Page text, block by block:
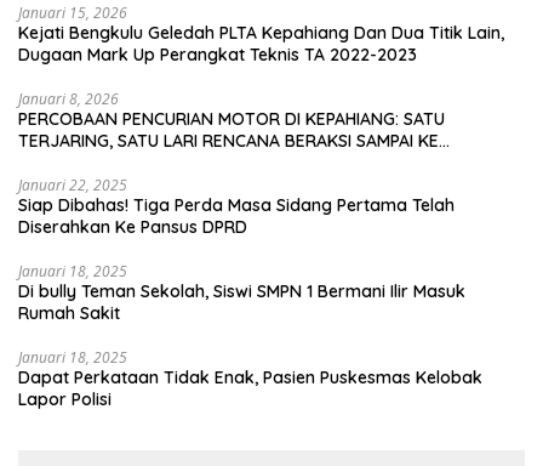
Januari 15, 2026
Kejati Bengkulu Geledah PLTA Kepahiang Dan Dua Titik Lain,
Dugaan Mark Up Perangkat Teknis TA 2022-2023
Januari 8, 2026
PERCOBAAN PENCURIAN MOTOR DI KEPAHIANG: SATU
TERJARING, SATU LARI RENCANA BERAKSI SAMPAI KE
Januari 22, 2025
Siap Dibahas! Tiga Perda Masa Sidang Pertama Telah
Diserahkan Ke Pansus DPRD
Januari 18, 2025
Di bully Teman Sekolah, Siswi SMPN 1 Bermani Ilir Masuk
Rumah Sakit
Januari 18, 2025
Dapat Perkataan Tidak Enak, Pasien Puskesmas Kelobak
Lapor Polisi